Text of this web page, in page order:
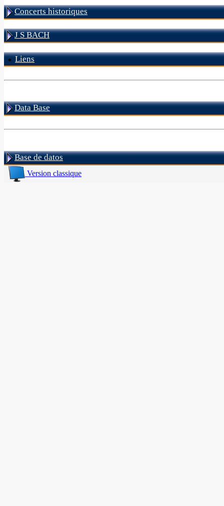
Concerts historiques
J S BACH
Liens
Data Base
Base de datos
Version classique